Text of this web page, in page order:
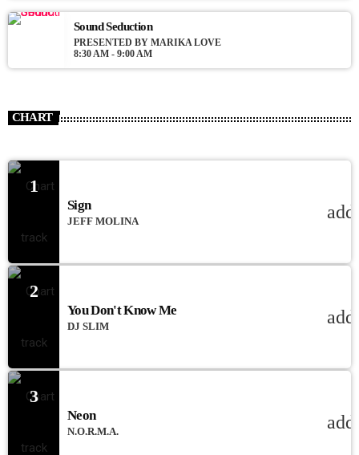
Sound Seduction
PRESENTED BY MARIKA LOVE
8:30 AM - 9:00 AM
CHART
1
Sign
JEFF MOLINA
2
You Don't Know Me
DJ SLIM
3
Neon
N.O.R.M.A.